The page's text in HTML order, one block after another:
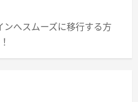
へスムーズに移行する方